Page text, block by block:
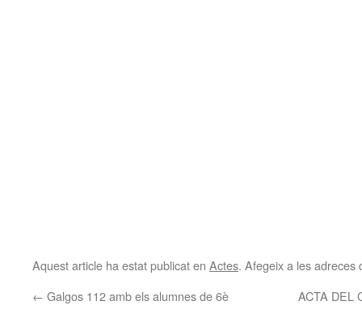
Aquest article ha estat publicat en Actes. Afegeix a les adreces
← Galgos 112 amb els alumnes de 6è ACTA DEL